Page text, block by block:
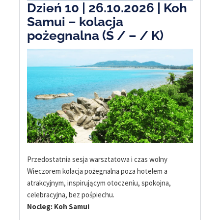
Dzień 10 | 26.10.2026
| Koh
Samui – kolacja
pożegnalna (Ś / – / K)
Przedostatnia sesja warsztatowa i czas wolny
Wieczorem kolacja pożegnalna poza hotelem a
atrakcyjnym, inspirującym otoczeniu, spokojna,
celebracyjna, bez pośpiechu.
Nocleg: Koh Samui